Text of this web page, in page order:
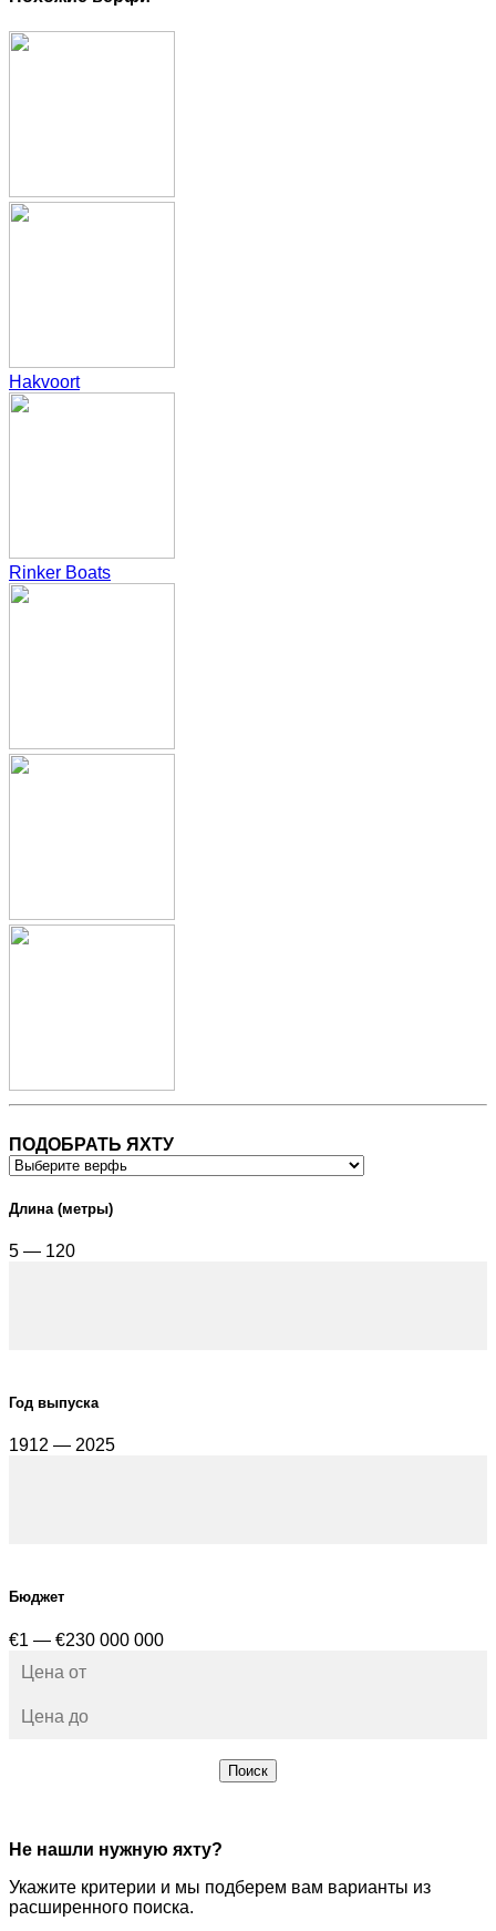
Hakvoort
Rinker Boats
ПОДОБРАТЬ ЯХТУ
Длина (метры)
5 — 120
Год выпуска
1912 — 2025
Бюджет
€1 — €230 000 000
Поиск
Не нашли нужную яхту?
Укажите критерии и мы подберем вам варианты из
расширенного поиска.